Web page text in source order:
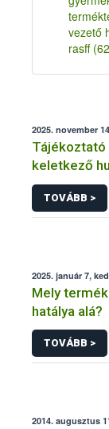
vezető
rasff
2025. november
Tájékoztató
keletkező
TOVÁBB >
2025. január 7,
Mely
hatálya alá?
TOVÁBB >
2014. augusztus